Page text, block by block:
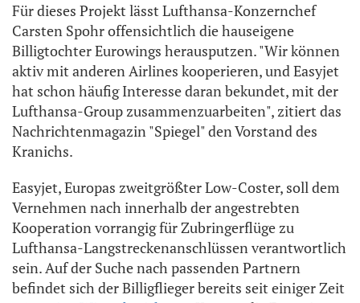
Für dieses Projekt lässt Lufthansa-Konzernchef
Carsten Spohr offensichtlich die hauseigene
Billigtochter Eurowings herausputzen. "Wir können
aktiv mit anderen Airlines kooperieren, und Easyjet
hat schon häufig Interesse daran bekundet, mit der
Lufthansa-Group zusammenzuarbeiten", zitiert das
Nachrichtenmagazin "Spiegel" den Vorstand des
Kranichs.
Easyjet, Europas zweitgrößter Low-Coster, soll dem
Vernehmen nach innerhalb der angestrebten
Kooperation vorrangig für Zubringerflüge zu
Lufthansa-Langstreckenanschlüssen verantwortlich
sein. Auf der Suche nach passenden Partnern
befindet sich der Billigflieger bereits seit einiger Zeit